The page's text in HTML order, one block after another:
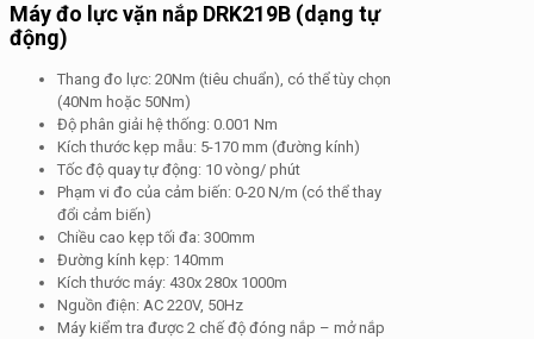
Máy đo lực vặn nắp DRK219B (dạng tự
động)
Thang đo lực: 20Nm (tiêu chuẩn), có thể tùy chọn
(40Nm hoặc 50Nm)
Độ phân giải hệ thống: 0.001 Nm
Kích thước kẹp mẫu: 5-170 mm (đường kính)
Tốc độ quay tự động: 10 vòng/ phút
Phạm vi đo của cảm biến: 0-20 N/m (có thể thay
đổi cảm biến)
Chiều cao kẹp tối đa: 300mm
Đường kính kẹp: 140mm
Kích thước máy: 430x 280x 1000m
Nguồn điện: AC 220V, 50Hz
Máy kiểm tra được 2 chế độ đóng nắp – mở nắp